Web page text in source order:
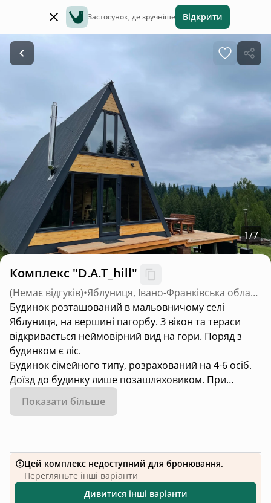
Застосунок, де зручніше Відкрити
1/7
Комплекс "D.A.T_hill"
(Немає відгуків)•
Яблуниця, Івано-Франківська область
Будинок розташований в мальовничому селі
Яблуниця, на вершині пагорбу. З вікон та тераси
відкривається неймовірний вид на гори. Поряд з
будинком є ліс.
Будинок сімейного типу, розрахований на 4-6 осіб.
Доїзд до будинку лише позашляховиком. При
потребі довозимо гостей, а своє авто можете
залишити біля нас.
В будинку є всі необхідні речі та приладдя для
комфортного відпочинку.
Є мангал.
Опалення в будинку: є камін та електробатереї.
Показати більше
Цей комплекс недоступний для бронювання.
Перегляньте інші варіанти
Дивитися інші варіанти